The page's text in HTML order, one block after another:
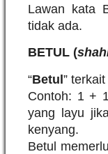
Lawan kata
tidak ada.
BETUL (shah
“Betul”
Contoh: 1 +
yang layu
kenyang.
Betul